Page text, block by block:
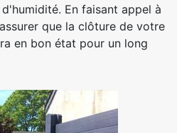
En faisant appel à
que la clôture de votre
en bon état pour un long